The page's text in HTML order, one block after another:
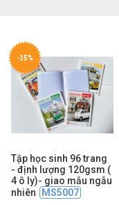
-15%
Tập học sinh 96 trang
- định lượng 120gsm (
4 ô ly)- giao mẫu ngẫu
nhiên
MS5007